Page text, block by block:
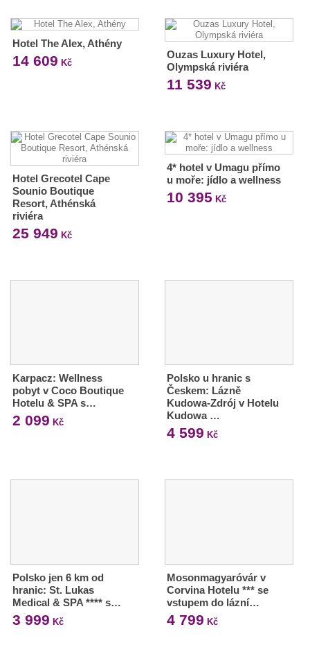
Hotel The Alex, Athény
14 609 Kč
Ouzas Luxury Hotel,
Olympská riviéra
11 539 Kč
Hotel Grecotel Cape
Sounio Boutique
Resort, Athénská
riviéra
25 949 Kč
4* hotel v Umagu přímo
u moře: jídlo a wellness
10 395 Kč
Karpacz: Wellness
pobyt v Coco Boutique
Hotelu & SPA s…
2 099 Kč
Polsko u hranic s
Českem: Lázně
Kudowa-Zdrój v Hotelu
Kudowa …
4 599 Kč
Polsko jen 6 km od
hranic: St. Lukas
Medical & SPA **** s…
3 999 Kč
Mosonmagyaróvár v
Corvina Hotelu *** se
vstupem do lázní…
4 799 Kč